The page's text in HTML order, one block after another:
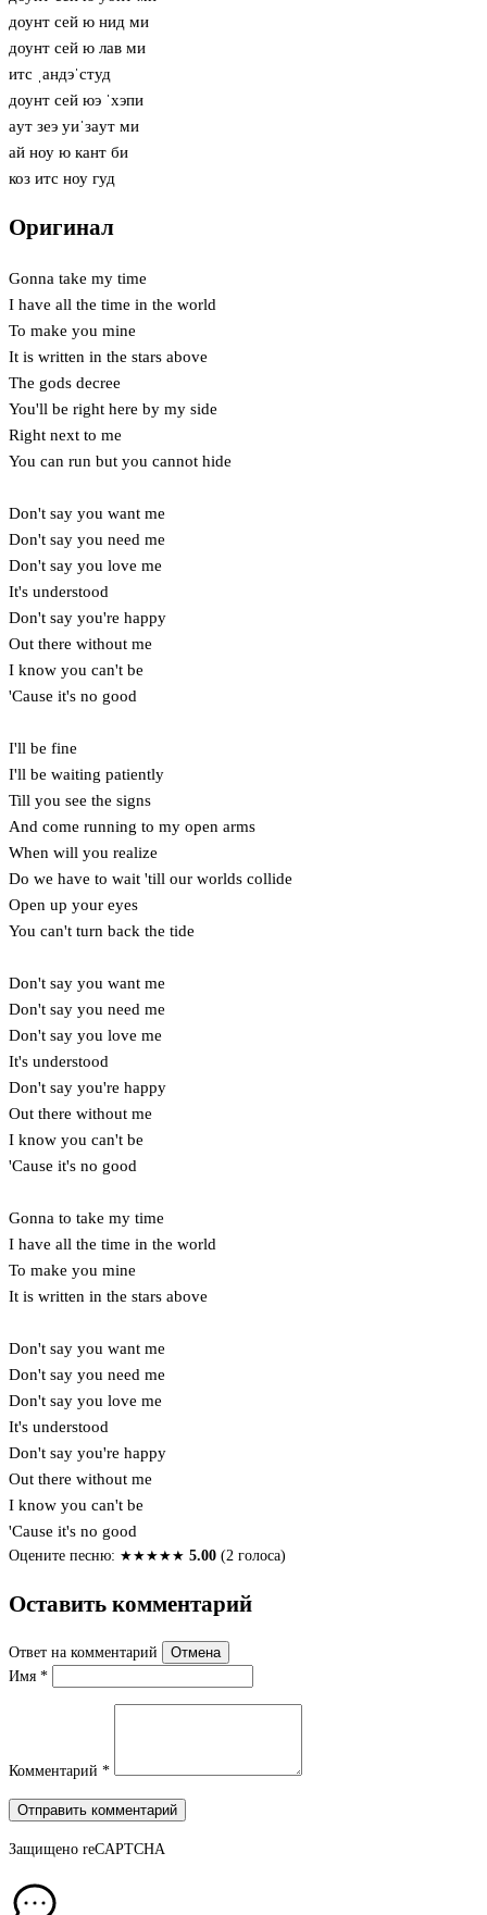
доунт сей ю нид ми
доунт сей ю лав ми
итс ˌандэˈстуд
доунт сей юэ ˈхэпи
aут зеэ уиˈзaут ми
ай ноу ю кант би
коз итс ноу гуд
Оригинал
Gonna take my time
I have all the time in the world
To make you mine
It is written in the stars above
The gods decree
You'll be right here by my side
Right next to me
You can run but you cannot hide
Don't say you want me
Don't say you need me
Don't say you love me
It's understood
Don't say you're happy
Out there without me
I know you can't be
'Cause it's no good
I'll be fine
I'll be waiting patiently
Till you see the signs
And come running to my open arms
When will you realize
Do we have to wait 'till our worlds collide
Open up your eyes
You can't turn back the tide
Don't say you want me
Don't say you need me
Don't say you love me
It's understood
Don't say you're happy
Out there without me
I know you can't be
'Cause it's no good
Gonna to take my time
I have all the time in the world
To make you mine
It is written in the stars above
Don't say you want me
Don't say you need me
Don't say you love me
It's understood
Don't say you're happy
Out there without me
I know you can't be
'Cause it's no good
Оцените песню: ★★★★★ 5.00 (2 голоса)
Оставить комментарий
Ответ на комментарий
Отмена
Имя *
Комментарий *
Отправить комментарий
Защищено reCAPTCHA